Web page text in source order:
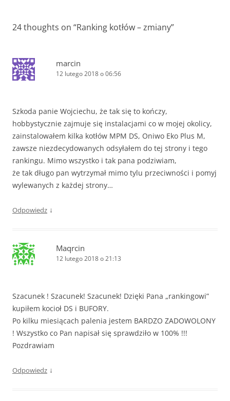
24 thoughts on “Ranking kotłów – zmiany”
marcin
12 lutego 2018 o 06:56
Szkoda panie Wojciechu, że tak się to kończy,
hobbystycznie zajmuje się instalacjami co w mojej okolicy,
zainstalowałem kilka kotłów MPM DS, Oniwo Eko Plus M,
zawsze niezdecydowanych odsyłałem do tej strony i tego
rankingu. Mimo wszystko i tak pana podziwiam,
że tak długo pan wytrzymał mimo tylu przeciwności i pomyj
wylewanych z każdej strony…
Odpowiedz ↓
Maqrcin
12 lutego 2018 o 21:13
Szacunek ! Szacunek! Szacunek! Dzięki Pana „rankingowi”
kupiłem kocioł DS i BUFORY.
Po kilku miesiącach palenia jestem BARDZO ZADOWOLONY
! Wszystko co Pan napisał się sprawdziło w 100% !!!
Pozdrawiam
Odpowiedz ↓